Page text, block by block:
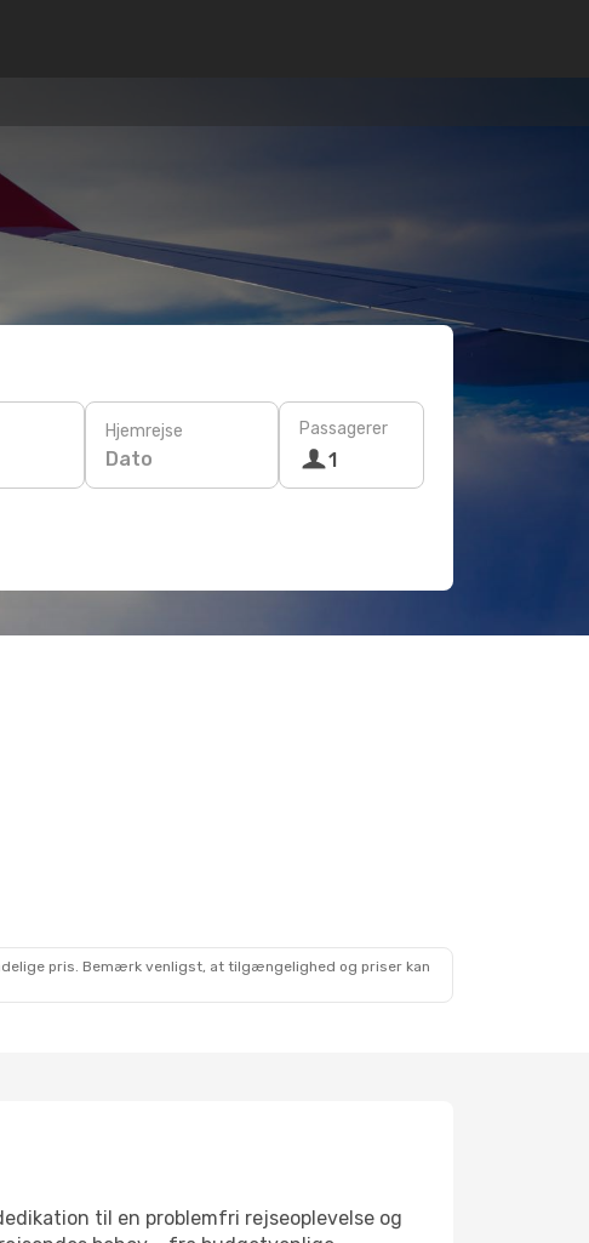
Hjemrejse
Dato
Passagerer
1
pris. Bemærk venligst, at tilgængelighed og priser kan
til en problemfri rejseoplevelse og